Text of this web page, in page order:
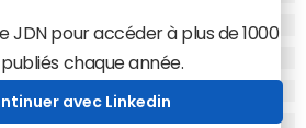
." En raison de l'afflux de
mettre à profit un réseau,
et business angels comme
Elzière, Edouardo Ronsano
JDN pour accéder à plus de 1000
chaque année.
avec Linkedin